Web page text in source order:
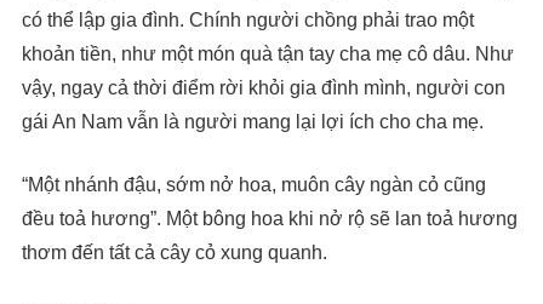
có thể lập gia đình. Chính người chồng phải trao một
khoản tiền, như một món quà tận tay cha mẹ cô dâu. Như
vậy, ngay cả thời điểm rời khỏi gia đình mình, người con
gái An Nam vẫn là người mang lại lợi ích cho cha mẹ.
“Một nhánh đậu, sớm nở hoa, muôn cây ngàn cỏ cũng
đều toả hương”. Một bông hoa khi nở rộ sẽ lan toả hương
thơm đến tất cả cây cỏ xung quanh.